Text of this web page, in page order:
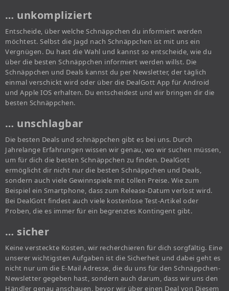
… unkompliziert
Entscheide, über welche Schnäppchen du informiert werden
möchtest. Selbst die Jagd nach Schnäppchen ist mit uns ein
Vergnügen. Du hast die Wahl und kannst so entscheide, wie du
über die besten Schnäppchen informiert werden willst. Die
Schnäppchen und Deals kannst du per Newsletter, der täglich
einmal verschickt wird oder über die DealGott App für Android
und Apple IOS erhalten. Du entscheidest und wir bringen dir die
besten Schnäppchen.
… unschlagbar
Die besten Deals und schnäppchen gibt es bei uns. Durch
Jahrelange Erfahrungen wissen wir genau, wo wir suchen müssen,
um für dich die besten Schnäppchen zu finden. DealGott
ermöglicht dir nicht nur die besten Schnäppchen und Deals,
sondern auch viele Gewinnspiele mit tollen Preise. Wie zum
Beispiel ein Smartphone, dass zum Release-Datum verlost wird.
Bei DealGott findest auch viele kostenlose Test-Artikel oder
Proben, die es immer für ein begrenztes Kontingent gibt.
… sicher
Keine versteckte Kosten, wir recherchieren für dich sorgfältig. Eine
unserer wichtigsten Aufgaben ist die Sicherheit und dabei geht es
nicht nur um die E-Mail Adresse, die du uns für den Schnäppchen-
Newsletter gegeben hast, sondern auch darum, dass wir uns den
Händler genau anschauen, bevor wir über einen Deal von Diesem